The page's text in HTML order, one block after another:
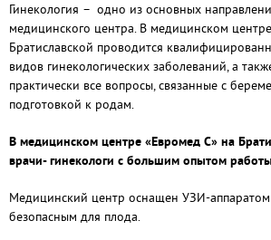
Гинекология – одно из основных
медицинского центра. В медицинском
Братиславской проводится
видов гинекологических заболеваний, а
практически все вопросы, связанные с
подготовкой к родам.
В медицинском центре «Евромед С» на
врачи- гинекологи с большим опытом
Медицинский центр оснащен УЗИ-аппаратом
безопасным для плода.